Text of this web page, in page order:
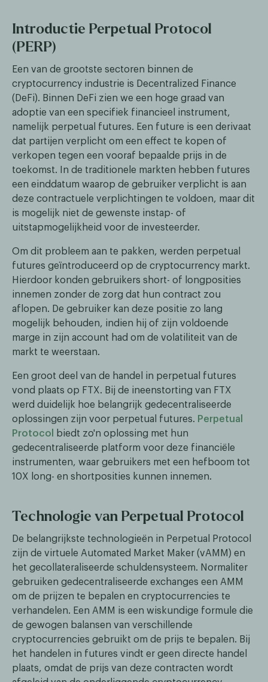
Introductie Perpetual Protocol
(PERP)
Een van de grootste sectoren binnen de
cryptocurrency industrie is Decentralized Finance
(DeFi). Binnen DeFi zien we een hoge graad van
adoptie van een specifiek financieel instrument,
namelijk perpetual futures. Een future is een derivaat
dat partijen verplicht om een effect te kopen of
verkopen tegen een vooraf bepaalde prijs in de
toekomst. In de traditionele markten hebben futures
een einddatum waarop de gebruiker verplicht is aan
deze contractuele verplichtingen te voldoen, maar dit
is mogelijk niet de gewenste instap- of
uitstapmogelijkheid voor de investeerder.
Om dit probleem aan te pakken, werden perpetual
futures geïntroduceerd op de cryptocurrency markt.
Hierdoor konden gebruikers short- of longposities
innemen zonder de zorg dat hun contract zou
aflopen. De gebruiker kan deze positie zo lang
mogelijk behouden, indien hij of zijn voldoende
marge in zijn account had om de volatiliteit van de
markt te weerstaan.
Een groot deel van de handel in perpetual futures
vond plaats op FTX. Bij de ineenstorting van FTX
werd duidelijk hoe belangrijk gedecentraliseerde
oplossingen zijn voor perpetual futures. Perpetual
Protocol
biedt zo'n oplossing met hun
gedecentraliseerde platform voor deze financiële
instrumenten, waar gebruikers met een hefboom tot
10X long- en shortposities kunnen innemen.
Technologie van Perpetual Protocol
De belangrijkste technologieën in Perpetual Protocol
zijn de virtuele Automated Market Maker (vAMM) en
het gecollateraliseerde schuldensysteem. Normaliter
gebruiken gedecentraliseerde exchanges een AMM
om de prijzen te bepalen en cryptocurrencies te
verhandelen. Een AMM is een wiskundige formule die
de gewogen balansen van verschillende
cryptocurrencies gebruikt om de prijs te bepalen. Bij
het handelen in futures vindt er geen directe handel
plaats, omdat de prijs van deze contracten wordt